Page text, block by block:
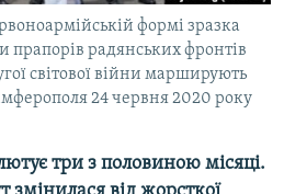
формі зразка
прапорів радянських фронтів
світової війни марширують
24 червня 2020 року
три з половиною місяці.